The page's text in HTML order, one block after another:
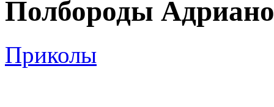
Полбороды
Приколы